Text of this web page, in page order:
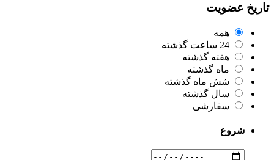
تاریخ عضویت
همه
24 ساعت گذشته
هفته گذشته
ماه گذشته
شش ماه گذشته
سال گذشته
سفارشی
شروع